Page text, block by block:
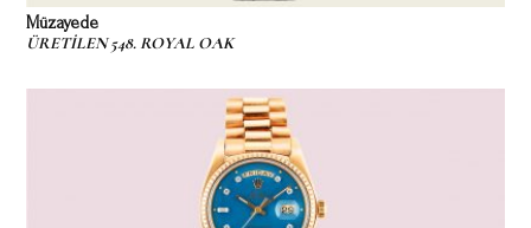
Müzayede
ÜRETİLEN 548. ROYAL OAK